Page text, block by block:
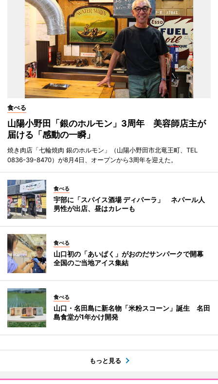
食べる
山陽小野田「銀のホルモン」3周年 美容師店主が
届ける「感動の一瞬」
焼き肉店「七輪焼肉 銀のホルモン」（山陽小野田市北竜王町、TEL
0836-39-8470）が8月4日、オープンから3周年を迎えた。
食べる
宇部に「スパイス酒場 ディパーラ」 ネパール人
男性が出店、昼はカレーも
食べる
山口初の「あいぱく」がおのだサンパークで開幕
全国のご当地アイス集結
食べる
山口・名田島に新名物「米粉スコーン」誕生 名田
島食堂が1年かけ開発
もっと見る